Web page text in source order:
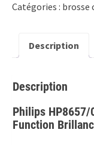
Catégories : brosse
Description
Description
Philips
Function